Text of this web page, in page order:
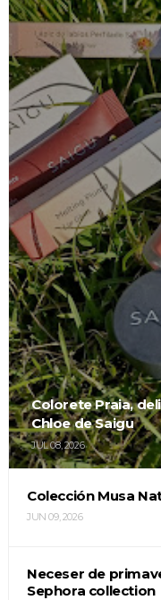
Colorete Praia,
Chloe de Saigu
JUL 08, 2026
Colección Musa
JUN 09, 2026
Neceser de
Sephora collection